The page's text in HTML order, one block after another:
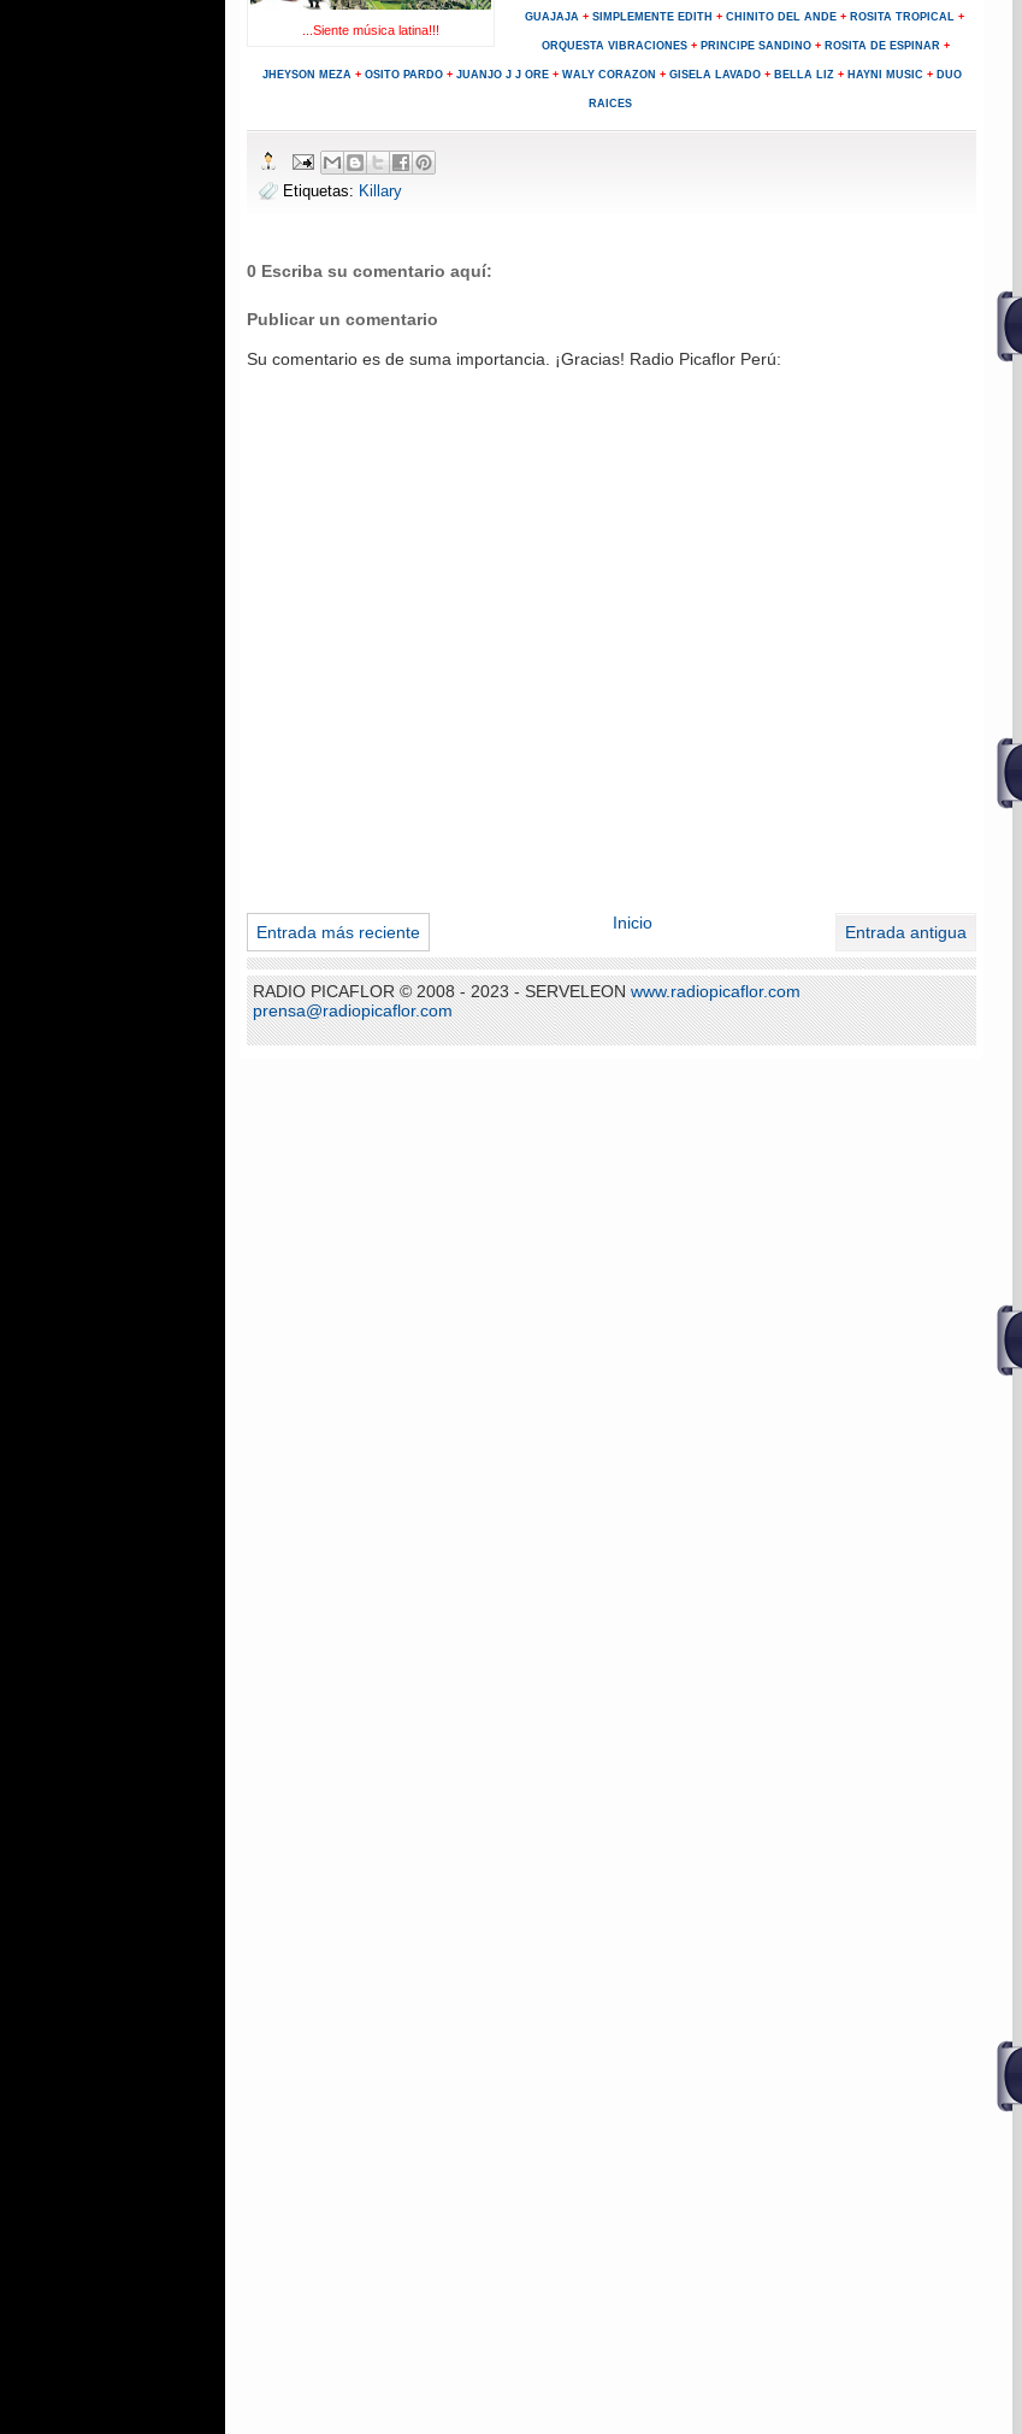
...Siente música latina!!!
GUAJAJA+ SIMPLEMENTE EDITH + CHINITO DEL ANDE+ ROSITA TROPICAL+
ORQUESTA VIBRACIONES + PRINCIPE SANDINO + ROSITA DE ESPINAR +
JHEYSON MEZA+ OSITO PARDO+ JUANJO J J ORE+ WALY CORAZON + GISELA LAVADO+ BELLA LIZ+ HAYNI MUSIC + DUO
RAICES
Etiquetas: Killary
0 Escriba su comentario aquí:
Publicar un comentario
Su comentario es de suma importancia. ¡Gracias! Radio Picaflor Perú:
Entrada más reciente Entrada antigua
Inicio
RADIO PICAFLOR © 2008 - 2023 - SERVELEONwww.radiopicaflor.com
prensa@radiopicaflor.com